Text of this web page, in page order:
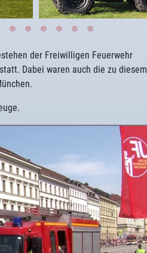
der Freiwilligen Feuerwehr
Dabei waren auch die zu diesem